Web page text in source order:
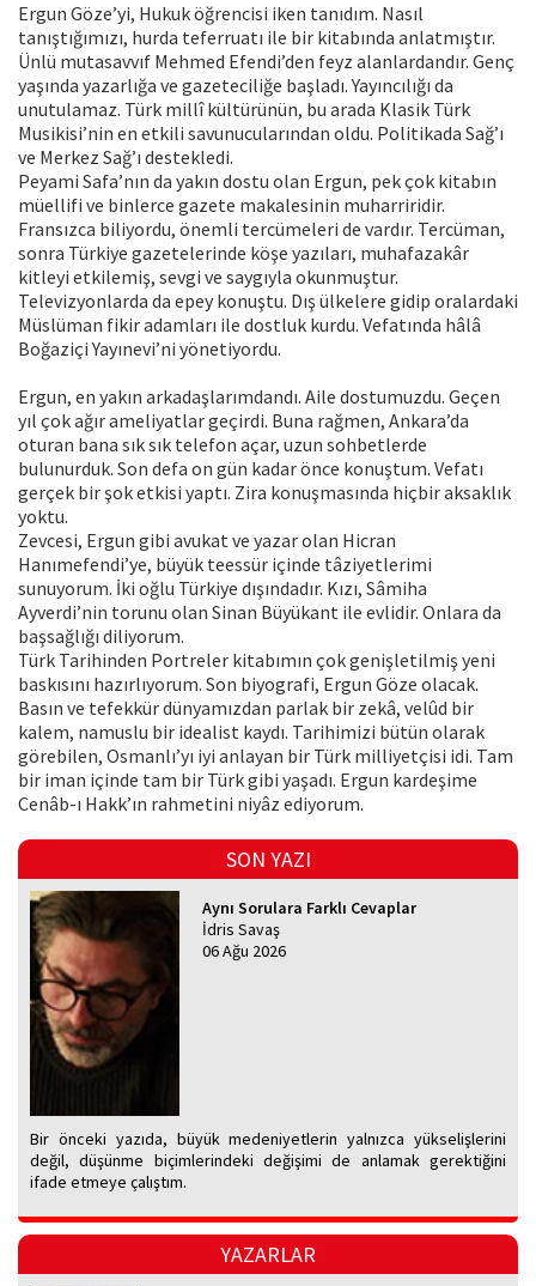
Ergun Göze’yi, Hukuk öğrencisi iken tanıdım. Nasıl
tanıştığımızı, hurda teferruatı ile bir kitabında anlatmıştır.
Ünlü mutasavvıf Mehmed Efendi’den feyz alanlardandır. Genç
yaşında yazarlığa ve gazeteciliğe başladı. Yayıncılığı da
unutulamaz. Türk millî kültürünün, bu arada Klasik Türk
Musikisi’nin en etkili savunucularından oldu. Politikada Sağ’ı
ve Merkez Sağ’ı destekledi.
Peyami Safa’nın da yakın dostu olan Ergun, pek çok kitabın
müellifi ve binlerce gazete makalesinin muharriridir.
Fransızca biliyordu, önemli tercümeleri de vardır. Tercüman,
sonra Türkiye gazetelerinde köşe yazıları, muhafazakâr
kitleyi etkilemiş, sevgi ve saygıyla okunmuştur.
Televizyonlarda da epey konuştu. Dış ülkelere gidip oralardaki
Müslüman fikir adamları ile dostluk kurdu. Vefatında hâlâ
Boğaziçi Yayınevi’ni yönetiyordu.
Ergun, en yakın arkadaşlarımdandı. Aile dostumuzdu. Geçen
yıl çok ağır ameliyatlar geçirdi. Buna rağmen, Ankara’da
oturan bana sık sık telefon açar, uzun sohbetlerde
bulunurduk. Son defa on gün kadar önce konuştum. Vefatı
gerçek bir şok etkisi yaptı. Zira konuşmasında hiçbir aksaklık
yoktu.
Zevcesi, Ergun gibi avukat ve yazar olan Hicran
Hanımefendi’ye, büyük teessür içinde tâziyetlerimi
sunuyorum. İki oğlu Türkiye dışındadır. Kızı, Sâmiha
Ayverdi’nin torunu olan Sinan Büyükant ile evlidir. Onlara da
başsağlığı diliyorum.
Türk Tarihinden Portreler kitabımın çok genişletilmiş yeni
baskısını hazırlıyorum. Son biyografi, Ergun Göze olacak.
Basın ve tefekkür dünyamızdan parlak bir zekâ, velûd bir
kalem, namuslu bir idealist kaydı. Tarihimizi bütün olarak
görebilen, Osmanlı’yı iyi anlayan bir Türk milliyetçisi idi. Tam
bir iman içinde tam bir Türk gibi yaşadı. Ergun kardeşime
Cenâb-ı Hakk’ın rahmetini niyâz ediyorum.
SON YAZI
Aynı Sorulara Farklı Cevaplar
İdris Savaş
06 Ağu 2026
Bir önceki yazıda, büyük medeniyetlerin yalnızca yükselişlerini
değil, düşünme biçimlerindeki değişimi de anlamak gerektiğini
ifade etmeye çalıştım.
YAZARLAR